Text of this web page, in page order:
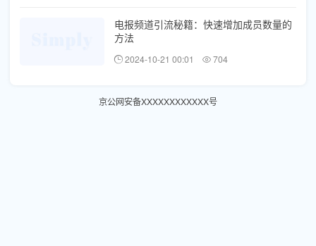
电报频道引流秘籍：快速增加成员数量的
方法
2024-10-21 00:01 704
京公网安备XXXXXXXXXXXX号